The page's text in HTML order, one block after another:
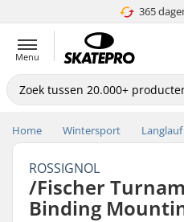
365 4.8
Menu
Home Wintersport Langlauf
ROSSIGNOL
/Fischer
Binding